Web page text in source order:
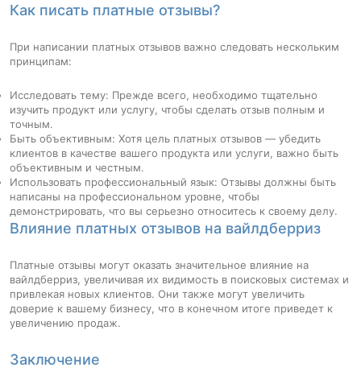
Как писать платные отзывы?
При написании платных отзывов важно следовать нескольким
принципам:
Исследовать тему: Прежде всего, необходимо тщательно
изучить продукт или услугу, чтобы сделать отзыв полным и
точным.
Быть объективным: Хотя цель платных отзывов — убедить
клиентов в качестве вашего продукта или услуги, важно быть
объективным и честным.
Использовать профессиональный язык: Отзывы должны быть
написаны на профессиональном уровне, чтобы
демонстрировать, что вы серьезно относитесь к своему делу.
Влияние платных отзывов на вайлдберриз
Платные отзывы могут оказать значительное влияние на
вайлдберриз, увеличивая их видимость в поисковых системах и
привлекая новых клиентов. Они также могут увеличить
доверие к вашему бизнесу, что в конечном итоге приведет к
увеличению продаж.
Заключение